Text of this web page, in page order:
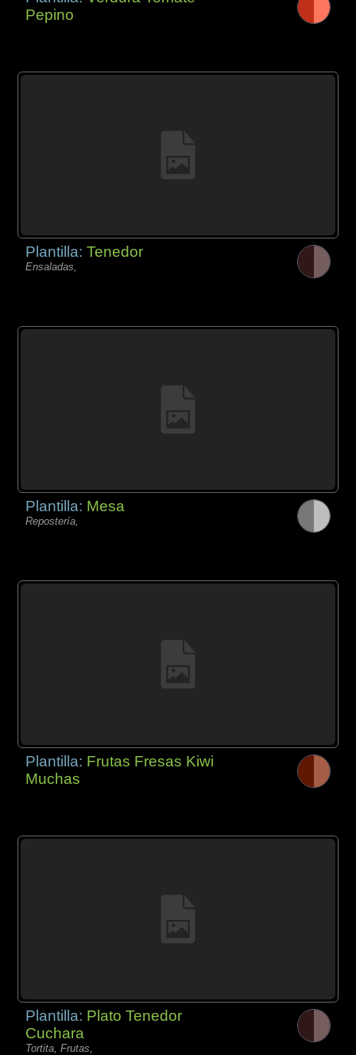
Pepino
Plantilla:Tenedor
Ensaladas,
Plantilla: Mesa
Repostería,
Plantilla: Frutas Fresas Kiwi
Muchas
Plantilla: Plato Tenedor
Cuchara
Tortita, Frutas,